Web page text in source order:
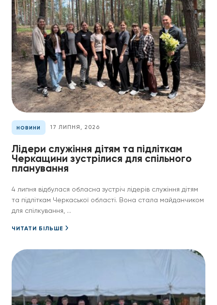
НОВИНИ 17 ЛИПНЯ, 2026
Лідери служіння дітям та підліткам
Черкащини зустрілися для спільного
планування
4 липня відбулася обласна зустріч лідерів служіння дітям
та підліткам Черкаської області. Вона стала майданчиком
для спілкування, ...
ЧИТАТИ БІЛЬШЕ